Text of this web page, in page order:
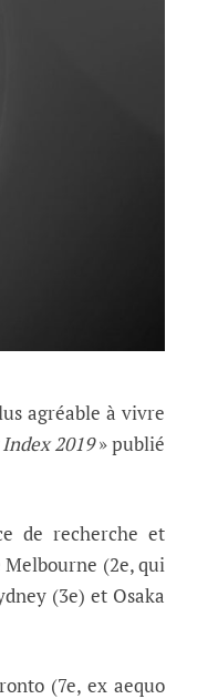
agréable à vivre
2019» publié
de recherche et
(2e, qui
(3e) et Osaka
(7e, ex aequo